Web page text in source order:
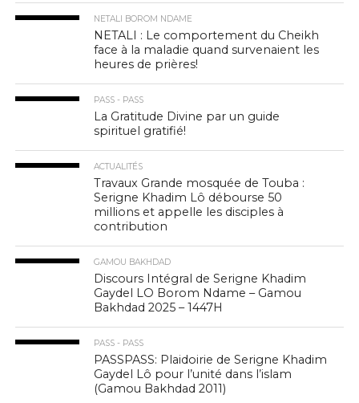
NETALI BOROM NDAME
NETALI : Le comportement du Cheikh
face à la maladie quand survenaient les
heures de prières!
PASS - PASS
La Gratitude Divine par un guide
spirituel gratifié!
ACTUALITÉS
Travaux Grande mosquée de Touba :
Serigne Khadim Lô débourse 50
millions et appelle les disciples à
contribution
GAMOU BAKHDAD
Discours Intégral de Serigne Khadim
Gaydel LO Borom Ndame – Gamou
Bakhdad 2025 – 1447H
PASS - PASS
PASSPASS: Plaidoirie de Serigne Khadim
Gaydel Lô pour l’unité dans l’islam
(Gamou Bakhdad 2011)